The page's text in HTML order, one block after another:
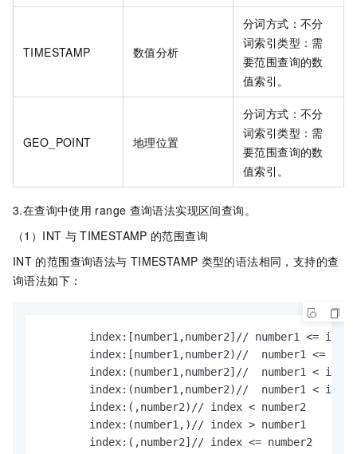
TIMESTAMP 数值分析
分词方式：不分
词索引类型：需
要范围查询的数
值索引。
GEO_POINT 地理位置
分词方式：不分
词索引类型：需
要范围查询的数
值索引。
3.在查询中使用 range 查询语法实现区间查询。
（1）INT 与 TIMESTAMP 的范围查询
INT 的范围查询语法与 TIMESTAMP 类型的语法相同，支持的查
询语法如下：
index:[number1,number2]// number1 <=
index:[number1,number2)//  number1 <=
index:(number1,number2]//  number1 <
index:(number1,number2)//  number1 <
        index:(,number2)// index < number2
        index:(number1,)// index > number1
        index:(,number2]// index <= number2